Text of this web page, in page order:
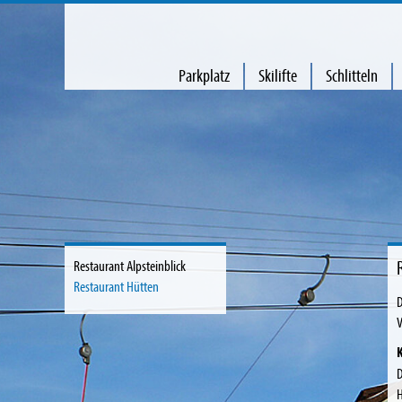
Parkplatz Skilifte Schlitteln
Restaurant Alpsteinblick
Restaurant Hütten